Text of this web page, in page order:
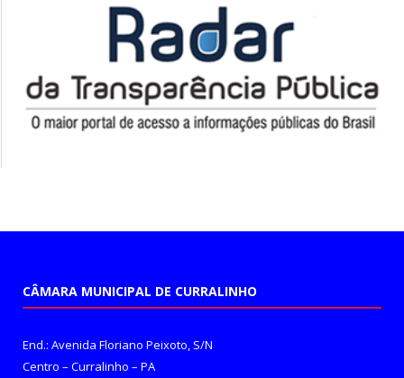
CÂMARA MUNICIPAL DE CURRALINHO
End.: Avenida Floriano Peixoto, S/N
Centro – Curralinho – PA